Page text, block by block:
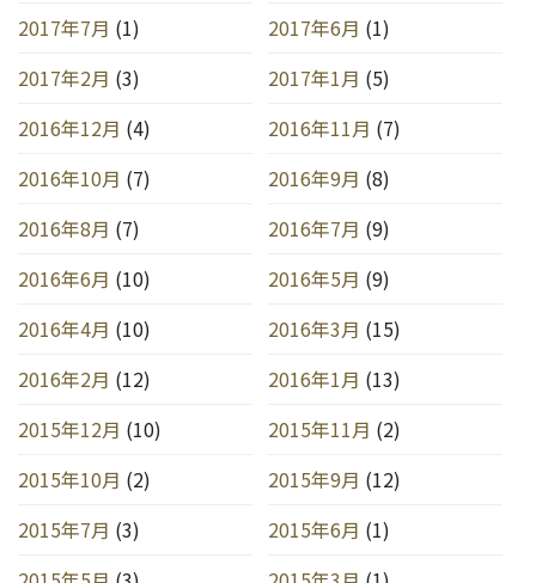
2017年7月 (1) 2017年6月 (1)
2017年2月 (3) 2017年1月 (5)
2016年12月 (4) 2016年11月 (7)
2016年10月 (7) 2016年9月 (8)
2016年8月 (7) 2016年7月 (9)
2016年6月 (10) 2016年5月 (9)
2016年4月 (10) 2016年3月 (15)
2016年2月 (12) 2016年1月 (13)
2015年12月 (10) 2015年11月 (2)
2015年10月 (2) 2015年9月 (12)
2015年7月 (3) 2015年6月 (1)